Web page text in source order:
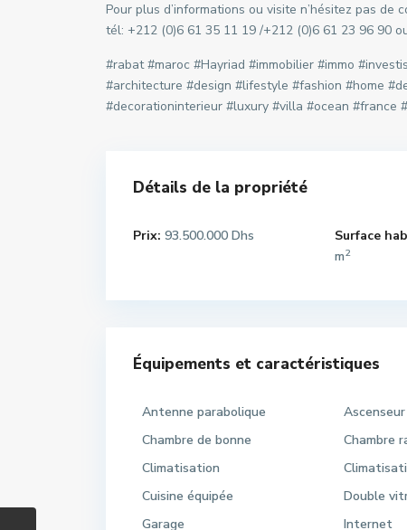
Pour plus d’informations ou visite n’hésitez pas
tél: +212 (0)6 61 35 11 19 /+212 (0)6 61 23 96 90
#rabat #maroc #Hayriad #immobilier #immo
#architecture #design #lifestyle #fashion #home
#decorationinterieur #luxury #villa #ocean #france
Détails de la propriété
Prix: 93.500.000 Dhs Surface
m2
Équipements et caractéristiques
Antenne parabolique Ascenseur
Chambre de bonne
Chambre
Climatisation
Cuisine équipée
Double
Garage
Internet